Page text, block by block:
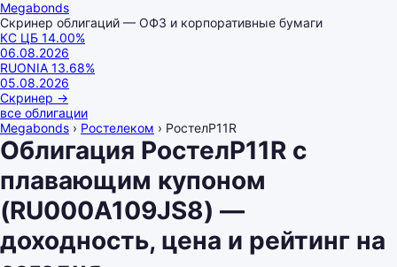
Megabonds
Скринер облигаций — ОФЗ и корпоративные бумаги
КС ЦБ 14.00%
06.08.2026
RUONIA 13.68%
05.08.2026
Скринер →
все облигации
Megabonds › Ростелеком › РостелP11R
Облигация РостелP11R с
плавающим купоном
(RU000A109JS8) —
доходность, цена и рейтинг на